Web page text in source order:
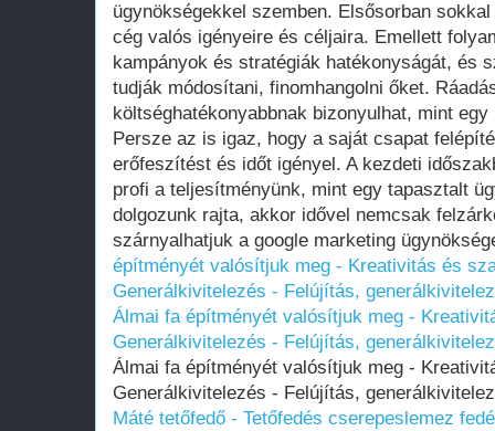
ügynökségekkel szemben. Elsősorban
cég valós igényeire és céljaira. Emellett
kampányok és stratégiák hatékonyságát, és
tudják módosítani, finomhangolni őket.
költséghatékonyabbnak bizonyulhat, mint
Persze az is igaz, hogy a saját csapat
erőfeszítést és időt igényel. A kezdeti
profi a teljesítményünk, mint egy tapasztalt
dolgozunk rajta, akkor idővel nemcsak
szárnyalhatjuk a google marketing
építményét valósítjuk meg - Kreativitás és
Generálkivitelezés - Felújítás,
Álmai fa építményét valósítjuk meg -
Generálkivitelezés - Felújítás,
Álmai fa építményét valósítjuk meg -
Generálkivitelezés - Felújítás,
Máté tetőfedő - Tetőfedés cserepeslemez